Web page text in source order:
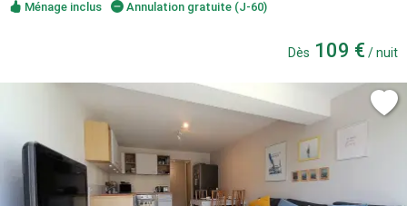
Ménage inclus Annulation gratuite (J-60)
Dès 109 € / nuit